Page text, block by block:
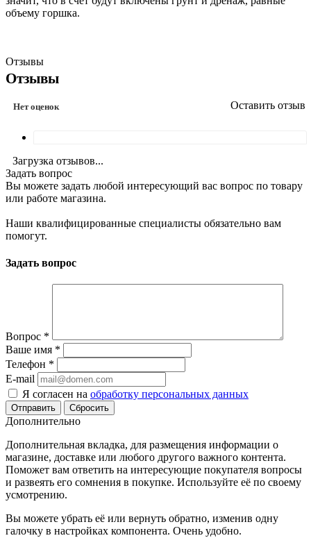
объему горшка.
Отзывы
Отзывы
Нет оценок Оставить отзыв
Загрузка отзывов...
Задать вопрос
Вы можете задать любой интересующий вас вопрос по товару
или работе магазина.
Наши квалифицированные специалисты обязательно вам
помогут.
Задать вопрос
Вопрос *
Ваше имя *
Телефон *
E-mail
Я согласен на обработку персональных данных
Сбросить
Дополнительно
Дополнительная вкладка, для размещения информации о
магазине, доставке или любого другого важного контента.
Поможет вам ответить на интересующие покупателя вопросы
и развеять его сомнения в покупке. Используйте её по своему
усмотрению.
Вы можете убрать её или вернуть обратно, изменив одну
галочку в настройках компонента. Очень удобно.